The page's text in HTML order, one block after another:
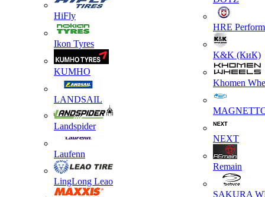
HiFly
Ikon Tyres
KUMHO
LANDSAIL
Landspider
Laufenn
LingLong Leao
HRE
K&K (КиК)
Khomen
NEXT
Remain
SAKURA